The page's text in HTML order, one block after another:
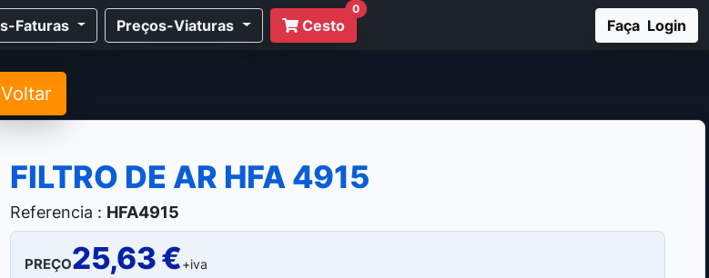
Faturas Preços-Viaturas Cesto
0
Faça Login
Voltar
FILTRO DE AR HFA 4915
Referencia : HFA4915
PREÇO25,63 €+iva